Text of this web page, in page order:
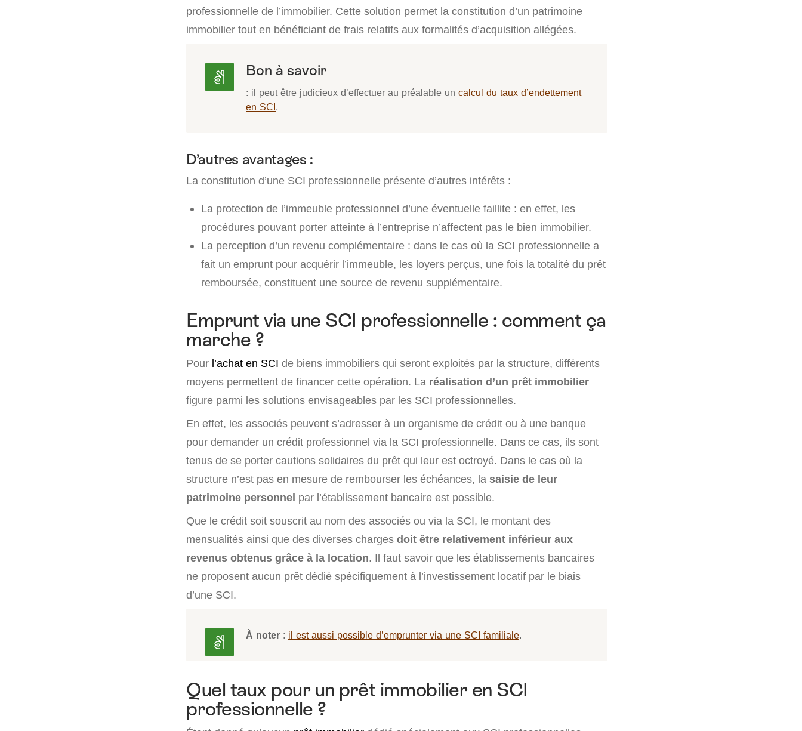
professionnelle de l’immobilier. Cette solution permet la constitution d’un patrimoine
immobilier tout en bénéficiant de frais relatifs aux formalités d’acquisition allégées.
Bon à savoir
: il peut être judicieux d’effectuer au préalable un calcul du taux d’endettement
en SCI.
D’autres avantages :
La constitution d’une SCI professionnelle présente d’autres intérêts :
La protection de l’immeuble professionnel d’une éventuelle faillite : en effet, les
procédures pouvant porter atteinte à l’entreprise n’affectent pas le bien immobilier.
La perception d’un revenu complémentaire : dans le cas où la SCI professionnelle a
fait un emprunt pour acquérir l’immeuble, les loyers perçus, une fois la totalité du prêt
remboursée, constituent une source de revenu supplémentaire.
Emprunt via une SCI professionnelle : comment ça
marche ?
Pour l’achat en SCI de biens immobiliers qui seront exploités par la structure, différents
moyens permettent de financer cette opération. La réalisation d’un prêt immobilier
figure parmi les solutions envisageables par les SCI professionnelles.
En effet, les associés peuvent s’adresser à un organisme de crédit ou à une banque
pour demander un crédit professionnel via la SCI professionnelle. Dans ce cas, ils sont
tenus de se porter cautions solidaires du prêt qui leur est octroyé. Dans le cas où la
structure n’est pas en mesure de rembourser les échéances, la saisie de leur
patrimoine personnel par l’établissement bancaire est possible.
Que le crédit soit souscrit au nom des associés ou via la SCI, le montant des
mensualités ainsi que des diverses charges doit être relativement inférieur aux
revenus obtenus grâce à la location. Il faut savoir que les établissements bancaires
ne proposent aucun prêt dédié spécifiquement à l’investissement locatif par le biais
d’une SCI.
À noter : il est aussi possible d’emprunter via une SCI familiale.
Quel taux pour un prêt immobilier en SCI
professionnelle ?